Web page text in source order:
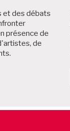
et des débats
présence de
de
: Programme